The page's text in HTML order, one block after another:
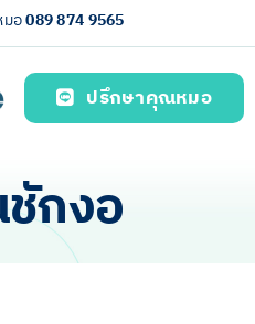
มอ089 874 9565
ปรึกษาคุณหมอ
กงอ